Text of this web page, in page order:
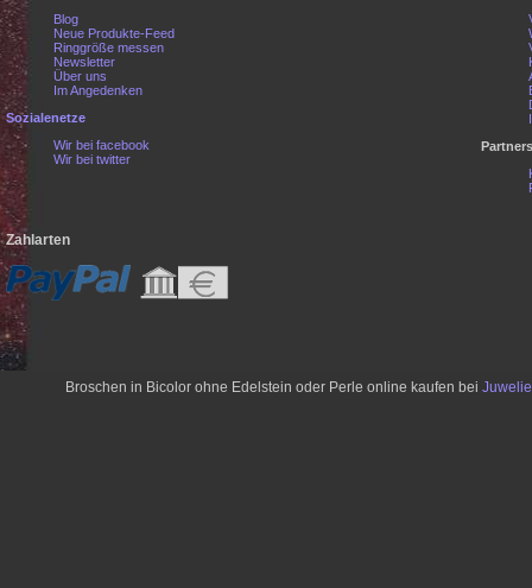
Blog
Neue Produkte-Feed
Ringgröße messen
Newsletter
Über uns
Im Angedenken
Sozialenetze
Wir bei facebook
Wir bei twitter
Zahlarten
Broschen in Bicolor ohne Edelstein oder Perle online kaufen bei